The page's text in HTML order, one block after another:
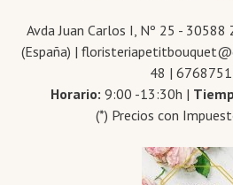
Avda Juan Carlos I, Nº 25 - 30588
(España) |
48 |
Horario: 9:00 -13:30h |
(*) Precios con